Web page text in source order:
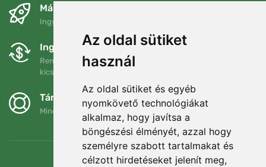
Az oldal sütiket
használ
Az oldal sütiket és egyéb
nyomkövető technológiákat
alkalmaz, hogy javítsa a
böngészési élményét, azzal hogy
személyre szabott tartalmakat és
célzott hirdetéseket jelenít meg,
Másnapra és ingyenesen
Ingyenes szállítás a következő összeg felett: 80 EUR
Ingyenes csere és visszaküldés
Rendelését 90 napon belül bármikor visszaküldheti vagy
kicserélheti.
Támogatjuk a Trees.org-ot
Minden megrendelésért ültetünk egy fát! Bővebben